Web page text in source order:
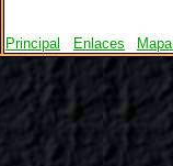
Principal Enlaces